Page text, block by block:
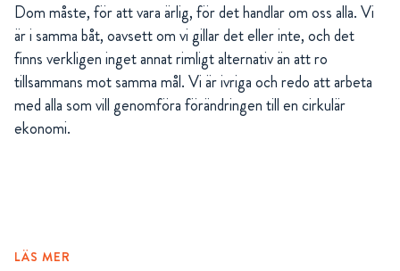
Dom måste, för att vara ärlig, för det handlar om oss alla. Vi
är i samma båt, oavsett om vi gillar det eller inte, och det
finns verkligen inget annat rimligt alternativ än att ro
tillsammans mot samma mål. Vi är ivriga och redo att arbeta
med alla som vill genomföra förändringen till en cirkulär
ekonomi.
LÄS MER